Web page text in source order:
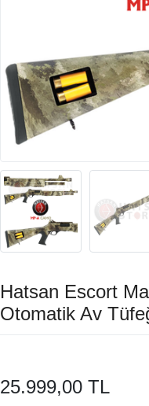
Hatsan Escort
Otomatik Av
25.999,00 TL